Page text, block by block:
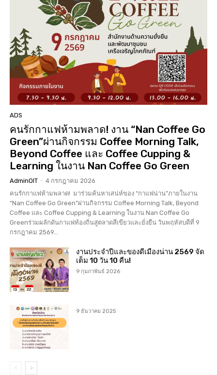
ADS
คนรักกาแฟห้ามพลาด! งาน “Nan Coffee Go
Green”ผ่านกิจกรรม Coffee Morning Talk,
Beyond Coffee และ Coffee Cupping &
Learning ในงาน Nan Coffee Go Green
AdminOIT - 4 กรกฎาคม 2026
คนรักกาแฟห้ามพลาด! มาร่วมค้นหาเสน่ห์ของ “กาแฟน่าน”ภายในงาน
“Nan Coffee Go Green”ผ่านกิจกรรม Coffee Morning Talk, Beyond
Coffee และ Coffee Cupping & Learning ในงาน Nan Coffee Go
Greenร่วมผลักดันกาแฟท้องถิ่นสู่ตลาดสีเขียวและยั่งยืน วันพฤหัสบดีที่ 9
กรกฎาคม 2569...
งานประจำปีและของดีเมืองน่าน 2569 จัด
เต็ม 10 วัน 10 คืน!
9 กุมภาพันธ์ 2026
9 ธันวาคม 2025